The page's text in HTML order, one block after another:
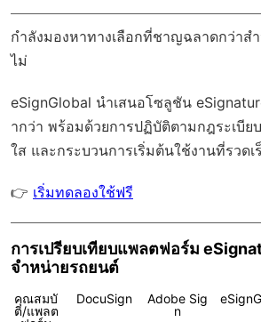
กำลังมองหาทางเลือกที่ชาญฉลาดกว่าส
ไม่
eSignGlobal นำเสนอโซลูชัน
ากว่า พร้อมด้วยการปฏิบัติตามกฎระเบีย
ใส และกระบวนการเริ่มต้นใช้งานที่รวดเ
👉 เริ่มทดลองใช้ฟรี
การเปรียบเทียบแพลตฟอร์ม
จำหน่ายรถยนต์
คุณสมบั
ติ/แพลต
DocuSign
Adobe Sig
n